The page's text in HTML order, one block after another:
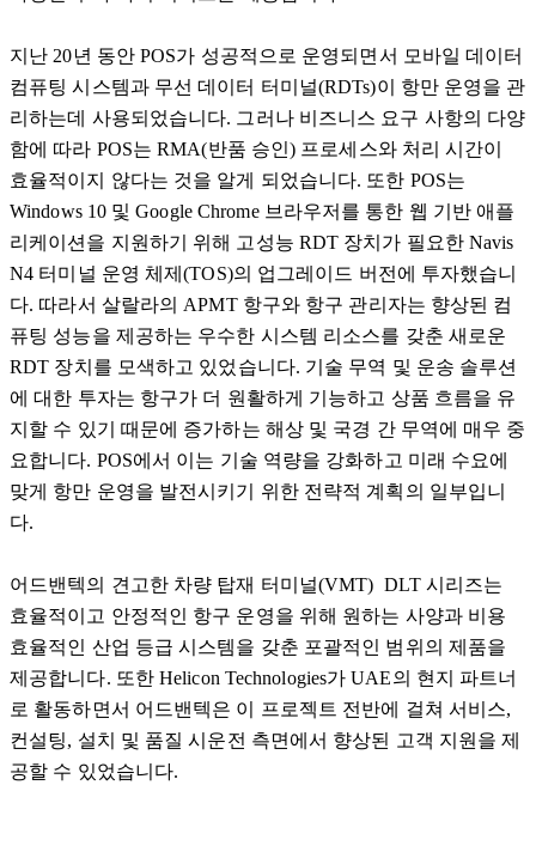
지난 20년 동안 POS가 성공적으로 운영되면서 모바일 데이터
컴퓨팅 시스템과 무선 데이터 터미널(RDTs)이 항만 운영을 관
리하는데 사용되었습니다. 그러나 비즈니스 요구 사항의 다양
함에 따라 POS는 RMA(반품 승인) 프로세스와 처리 시간이
효율적이지 않다는 것을 알게 되었습니다. 또한 POS는
Windows 10 및 Google Chrome 브라우저를 통한 웹 기반 애플
리케이션을 지원하기 위해 고성능 RDT 장치가 필요한 Navis
N4 터미널 운영 체제(TOS)의 업그레이드 버전에 투자했습니
다. 따라서 살랄라의 APMT 항구와 항구 관리자는 향상된 컴
퓨팅 성능을 제공하는 우수한 시스템 리소스를 갖춘 새로운
RDT 장치를 모색하고 있었습니다. 기술 무역 및 운송 솔루션
에 대한 투자는 항구가 더 원활하게 기능하고 상품 흐름을 유
지할 수 있기 때문에 증가하는 해상 및 국경 간 무역에 매우 중
요합니다. POS에서 이는 기술 역량을 강화하고 미래 수요에
맞게 항만 운영을 발전시키기 위한 전략적 계획의 일부입니
다.
어드밴텍의 견고한 차량 탑재 터미널(VMT) DLT 시리즈는
효율적이고 안정적인 항구 운영을 위해 원하는 사양과 비용
효율적인 산업 등급 시스템을 갖춘 포괄적인 범위의 제품을
제공합니다. 또한 Helicon Technologies가 UAE의 현지 파트너
로 활동하면서 어드밴텍은 이 프로젝트 전반에 걸쳐 서비스,
컨설팅, 설치 및 품질 시운전 측면에서 향상된 고객 지원을 제
공할 수 있었습니다.